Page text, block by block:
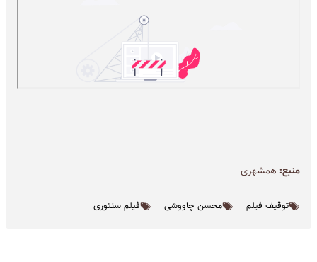
منبع: همشهری
توقیف فیلم محسن چاووشی فیلم سنتوری